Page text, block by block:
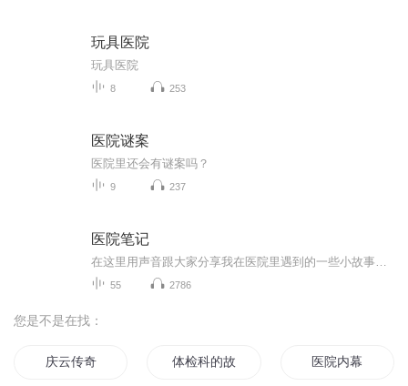
玩具医院
玩具医院
8 253
医院谜案
医院里还会有谜案吗？
9 237
医院笔记
55 2786
您是不是在找：
庆云传奇 体检科的故事 医院内幕